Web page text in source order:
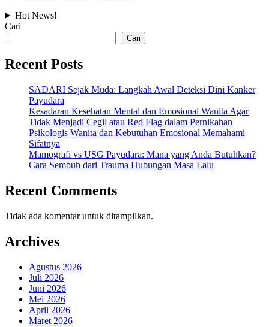
Hot News!
Cari
Cari
Recent Posts
SADARI Sejak Muda: Langkah Awal Deteksi Dini Kanker
Payudara
Kesadaran Kesehatan Mental dan Emosional Wanita Agar
Tidak Menjadi Cegil atau Red Flag dalam Pernikahan
Psikologis Wanita dan Kebutuhan Emosional Memahami
Sifatnya
Mamografi vs USG Payudara: Mana yang Anda Butuhkan?
Cara Sembuh dari Trauma Hubungan Masa Lalu
Recent Comments
Tidak ada komentar untuk ditampilkan.
Archives
Agustus 2026
Juli 2026
Juni 2026
Mei 2026
April 2026
Maret 2026